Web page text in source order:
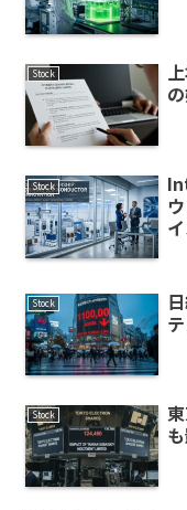
Stock
Stock
Stock
Stock